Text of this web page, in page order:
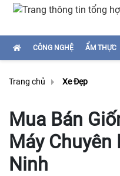
CÔNG NGHỆ ẨM THỰC
Trang chủ Xe Đẹp
Mua Bán
Máy Chuyên
Ninh